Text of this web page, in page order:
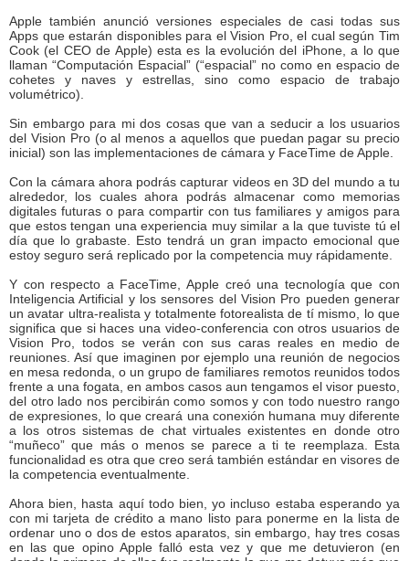
Apple también anunció versiones especiales de casi todas sus
Apps que estarán disponibles para el Vision Pro, el cual según Tim
Cook (el CEO de Apple) esta es la evolución del iPhone, a lo que
llaman “Computación Espacial” (“espacial” no como en espacio de
cohetes y naves y estrellas, sino como espacio de trabajo
volumétrico).
Sin embargo para mi dos cosas que van a seducir a los usuarios
del Vision Pro (o al menos a aquellos que puedan pagar su precio
inicial) son las implementaciones de cámara y FaceTime de Apple.
Con la cámara ahora podrás capturar videos en 3D del mundo a tu
alrededor, los cuales ahora podrás almacenar como memorias
digitales futuras o para compartir con tus familiares y amigos para
que estos tengan una experiencia muy similar a la que tuviste tú el
día que lo grabaste. Esto tendrá un gran impacto emocional que
estoy seguro será replicado por la competencia muy rápidamente.
Y con respecto a FaceTime, Apple creó una tecnología que con
Inteligencia Artificial y los sensores del Vision Pro pueden generar
un avatar ultra-realista y totalmente fotorealista de tí mismo, lo que
significa que si haces una video-conferencia con otros usuarios de
Vision Pro, todos se verán con sus caras reales en medio de
reuniones. Así que imaginen por ejemplo una reunión de negocios
en mesa redonda, o un grupo de familiares remotos reunidos todos
frente a una fogata, en ambos casos aun tengamos el visor puesto,
del otro lado nos percibirán como somos y con todo nuestro rango
de expresiones, lo que creará una conexión humana muy diferente
a los otros sistemas de chat virtuales existentes en donde otro
“muñeco” que más o menos se parece a ti te reemplaza. Esta
funcionalidad es otra que creo será también estándar en visores de
la competencia eventualmente.
Ahora bien, hasta aquí todo bien, yo incluso estaba esperando ya
con mi tarjeta de crédito a mano listo para ponerme en la lista de
ordenar uno o dos de estos aparatos, sin embargo, hay tres cosas
en las que opino Apple falló esta vez y que me detuvieron (en